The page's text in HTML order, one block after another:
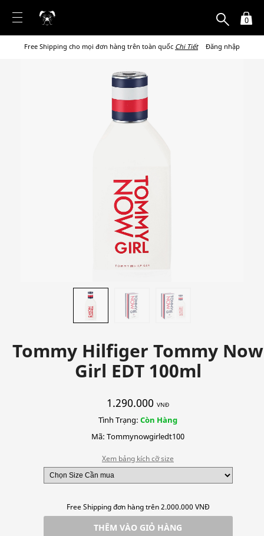
0
Free Shipping cho mọi đơn hàng trên toàn quốc Chi Tiết Đăng nhập
Tommy Hilfiger Tommy Now
Girl EDT 100ml
1.290.000 VNĐ
Tình Trạng: Còn Hàng
Mã: Tommynowgirledt100
Xem bảng kích cỡ size
Free Shipping đơn hàng trên 2.000.000 VNĐ
THÊM VÀO GIỎ HÀNG